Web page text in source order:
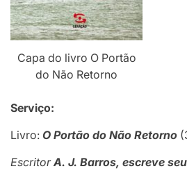
Capa do livro O Portão
do Não Retorno
Serviço:
Livro: O Portão do Não Retorno
EscritorA. J. Barros, escreve